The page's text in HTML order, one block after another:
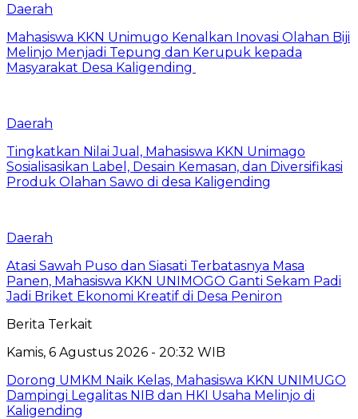
Daerah
Mahasiswa KKN Unimugo Kenalkan Inovasi Olahan Biji
Melinjo Menjadi Tepung dan Kerupuk kepada
Masyarakat Desa Kaligending
Daerah
Tingkatkan Nilai Jual, Mahasiswa KKN Unimago
Sosialisasikan Label, Desain Kemasan, dan Diversifikasi
Produk Olahan Sawo di desa Kaligending
Daerah
Atasi Sawah Puso dan Siasati Terbatasnya Masa
Panen, Mahasiswa KKN UNIMOGO Ganti Sekam Padi
Jadi Briket Ekonomi Kreatif di Desa Peniron
Berita Terkait
Kamis, 6 Agustus 2026 - 20:32 WIB
Dorong UMKM Naik Kelas, Mahasiswa KKN UNIMUGO
Dampingi Legalitas NIB dan HKI Usaha Melinjo di
Kaligending